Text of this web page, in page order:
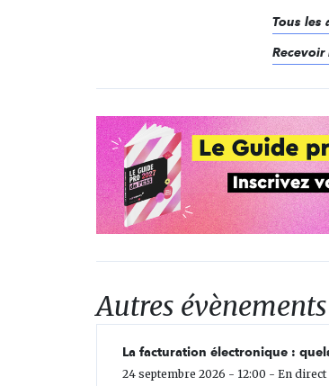
Tous les
Recevoir
Autres
La facturation électronique :
24 septembre 2026 - 12:00 - En direct